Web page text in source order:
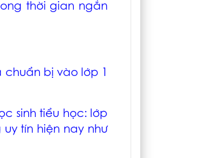
thời gian ngắn
bị vào lớp 1
sinh tiểu học: lớp
tín hiện nay như